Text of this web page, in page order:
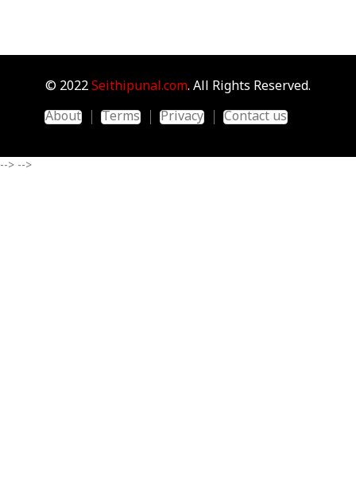
© 2022 Seithipunal.com. All Rights Reserved.
About
Terms Privacy Contact us
--> -->